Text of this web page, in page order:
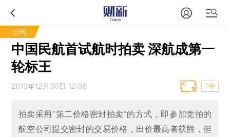
公司
中国民航首试航时拍卖 深航成第一
轮标王
2015年12月30日 12:08 T中
拍卖采用“第二价格密封拍卖”的方式，即参加竞拍的
航空公司提交密封的交易价格，出价最高者获胜，但